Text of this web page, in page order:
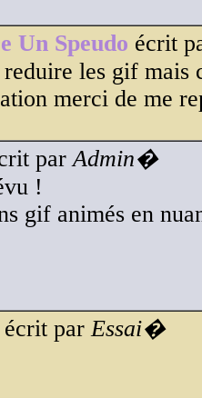
Un Speudo écrit
les gif mais
merci de me
par Admin�
!
gif animés en
écrit par Essai�